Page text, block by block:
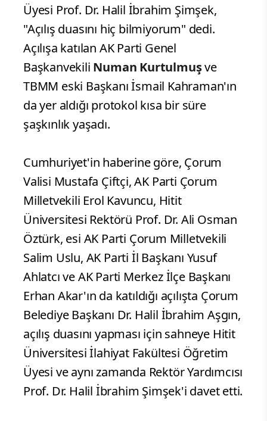
Üyesi Prof. Dr. Halil İbrahim Şimşek,
"Açılış duasını hiç bilmiyorum" dedi.
Açılışa katılan AK Parti Genel
Başkanvekili Numan Kurtulmuşve
TBMM eski Başkanı İsmail Kahraman'ın
da yer aldığı protokol kısa bir süre
şaşkınlık yaşadı.
Cumhuriyet'in haberine göre, Çorum
Valisi Mustafa Çiftçi, AK Parti Çorum
Milletvekili Erol Kavuncu, Hitit
Üniversitesi Rektörü Prof. Dr. Ali Osman
Öztürk, esi AK Parti Çorum Milletvekili
Salim Uslu, AK Parti İl Başkanı Yusuf
Ahlatcı ve AK Parti Merkez İlçe Başkanı
Erhan Akar'ın da katıldığı açılışta Çorum
Belediye Başkanı Dr. Halil İbrahim Aşgın,
açılış duasını yapması için sahneye Hitit
Üniversitesi İlahiyat Fakültesi Öğretim
Üyesi ve aynı zamanda Rektör Yardımcısı
Prof. Dr. Halil İbrahim Şimşek'i davet etti.